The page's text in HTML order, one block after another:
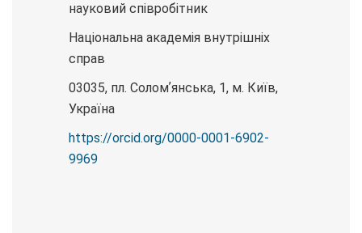
науковий співробітник
Національна академія внутрішніх
справ
03035, пл. Соломʼянська, 1, м. Київ,
Україна
https://orcid.org/0000-0001-6902-
9969